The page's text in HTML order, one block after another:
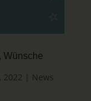
Wünsche
2022 News